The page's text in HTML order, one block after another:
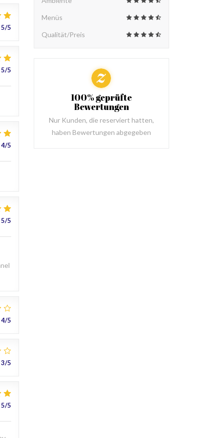
5/5
5/5
4/5
5/5
4/5
3/5
5/5
Menüs
Qualität/Preis
100% geprüfte
Bewertungen
Nur Kunden, die reserviert hatten,
haben Bewertungen abgegeben